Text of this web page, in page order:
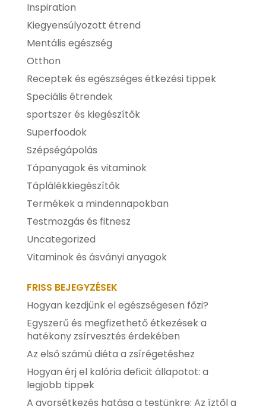
Inspiration
Kiegyensúlyozott étrend
Mentális egészség
Otthon
Receptek és egészséges étkezési tippek
Speciális étrendek
sportszer és kiegészítők
Superfoodok
Szépségápolás
Tápanyagok és vitaminok
Táplálékkiegészítők
Termékek a mindennapokban
Testmozgás és fitnesz
Uncategorized
Vitaminok és ásványi anyagok
FRISS BEJEGYZÉSEK
Hogyan kezdjünk el egészségesen főzi?
Egyszerű és megfizethető étkezések a
hatékony zsírvesztés érdekében
Az első számú diéta a zsírégetéshez
Hogyan érj el kalória deficit állapotot: a
legjobb tippek
A gyorsétkezés hatása a testünkre: Az íztől a